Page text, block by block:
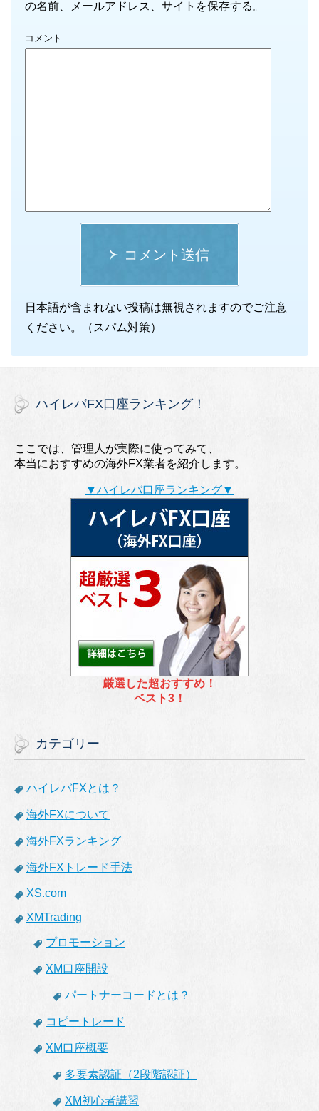
の名前、メールアドレス、サイトを保存する。
コメント
コメント送信
日本語が含まれない投稿は無視されますのでご注意
ください。（スパム対策）
ハイレバFX口座ランキング！
ここでは、管理人が実際に使ってみて、
本当におすすめの海外FX業者を紹介します。
▼ハイレバ口座ランキング▼
厳選した超おすすめ！
ベスト3！
カテゴリー
ハイレバFXとは？
海外FXについて
海外FXランキング
海外FXトレード手法
XS.com
XMTrading
プロモーション
XM口座開設
パートナーコードとは？
コピートレード
XM口座概要
多要素認証（2段階認証）
XM初心者講習